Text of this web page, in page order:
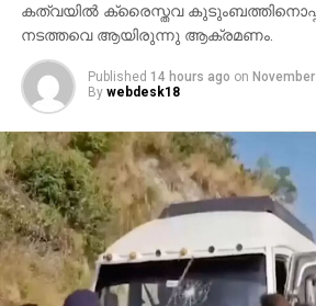
കത്വയില്‍ ക്രൈസ്തവ
നടത്തവെ ആയിരുന്നു ആക്രമണം.
Published 14 hours ago on
By webdesk18